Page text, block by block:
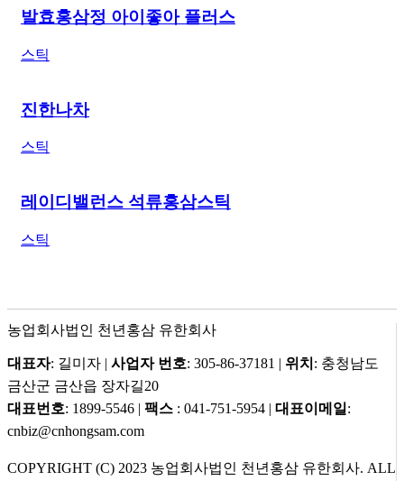
발효홍삼정 아이좋아 플러스
스틱
진한나차
스틱
레이디밸런스 석류홍삼스틱
스틱
농업회사법인 천년홍삼 유한회사
대표자: 길미자 | 사업자 번호: 305-86-37181 | 위치 : 충청남도
금산군 금산읍 장자길20
대표번호: 1899-5546 | 팩스 : 041-751-5954 | 대표이메일 :
cnbiz@cnhongsam.com
COPYRIGHT (C) 2023 농업회사법인 천년홍삼 유한회사. ALL